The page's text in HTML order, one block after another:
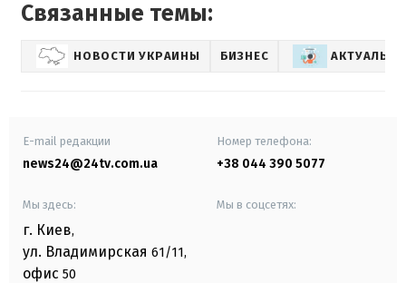
Связанные темы:
НОВОСТИ УКРАИНЫ БИЗНЕС
E-mail редакции
news24@24tv.com.ua
Номер телефона:
+38 044 390 5077
Мы здесь:
г. Киев,
ул. Владимирская 61/11,
офис 50
Мы в соцсетях: